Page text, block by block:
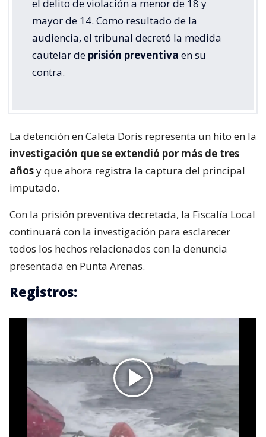
el delito de violación a menor de 18 y
mayor de 14. Como resultado de la
audiencia, el tribunal decretó la medida
cautelar de prisión preventiva en su
contra.
La detención en Caleta Doris representa un hito en la
investigación que se extendió por más de tres
añosy que ahora registra la captura del principal
imputado.
Con la prisión preventiva decretada, la Fiscalía Local
continuará con la investigación para esclarecer
todos los hechos relacionados con la denuncia
presentada en Punta Arenas.
Registros: